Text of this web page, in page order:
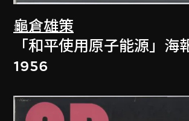
龜倉雄策
「和平使用原子能源」海
1956